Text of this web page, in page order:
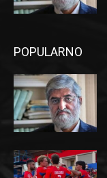
POPULARNO